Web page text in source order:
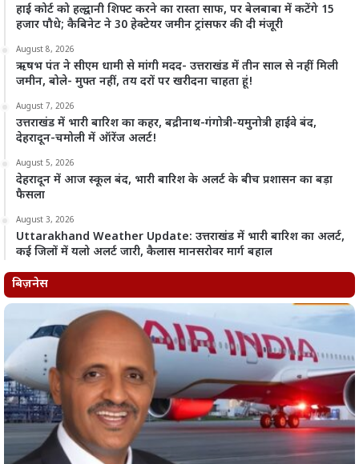
हाई कोर्ट को हल्द्वानी शिफ्ट करने का रास्ता साफ, पर बेलबाबा में कटेंगे 15
हजार पौधे; कैबिनेट ने 30 हेक्टेयर जमीन ट्रांसफर की दी मंजूरी
August 8, 2026
ऋषभ पंत ने सीएम धामी से मांगी मदद- उत्तराखंड में तीन साल से नहीं मिली
जमीन, बोले- मुफ्त नहीं, तय दरों पर खरीदना चाहता हूं!
August 7, 2026
उत्तराखंड में भारी बारिश का कहर, बद्रीनाथ-गंगोत्री-यमुनोत्री हाईवे बंद,
देहरादून-चमोली में ऑरेंज अलर्ट!
August 5, 2026
देहरादून में आज स्कूल बंद, भारी बारिश के अलर्ट के बीच प्रशासन का बड़ा
फैसला
August 3, 2026
Uttarakhand Weather Update: उत्तराखंड में भारी बारिश का अलर्ट,
कई जिलों में यलो अलर्ट जारी, कैलास मानसरोवर मार्ग बहाल
बिज़नेस